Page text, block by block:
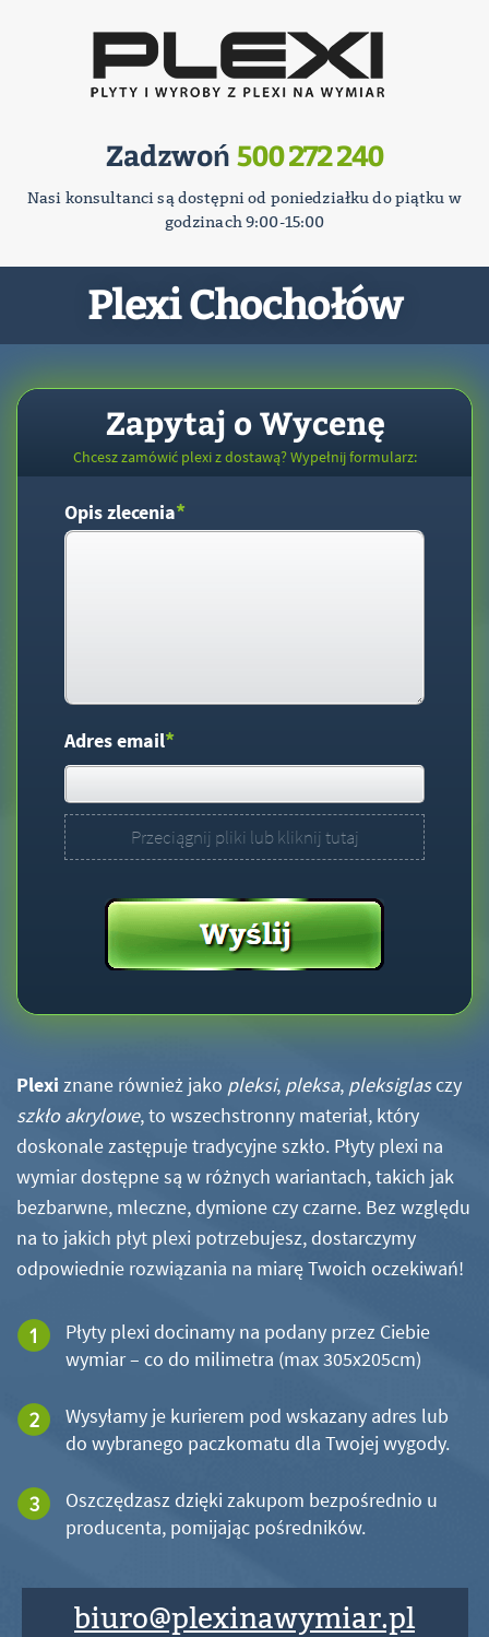
Zadzwoń 500 272 240
Nasi konsultanci są dostępni od poniedziałku do piątku w
godzinach 9:00-15:00
Plexi Chochołów
Zapytaj o Wycenę
Chcesz zamówić plexi z dostawą? Wypełnij formularz:
Opis zlecenia*
Adres email*
Przeciągnij pliki lub kliknij tutaj
Plexi znane również jako pleksi, pleksa, pleksiglasczy
szkło akrylowe, to wszechstronny materiał, który
doskonale zastępuje tradycyjne szkło. Płyty plexi na
wymiar dostępne są w różnych wariantach, takich jak
bezbarwne, mleczne, dymione czy czarne. Bez względu
na to jakich płyt plexi potrzebujesz, dostarczymy
odpowiednie rozwiązania na miarę Twoich oczekiwań!
Płyty plexi docinamy na podany przez Ciebie
wymiar – co do milimetra (max 305x205cm)
Wysyłamy je kurierem pod wskazany adres lub
do wybranego paczkomatu dla Twojej wygody.
Oszczędzasz dzięki zakupom bezpośrednio u
producenta, pomijając pośredników.
biuro@plexinawymiar.pl